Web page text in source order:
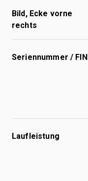
Bild, Ecke vorne
rechts
Seriennummer / FIN
Laufleistung